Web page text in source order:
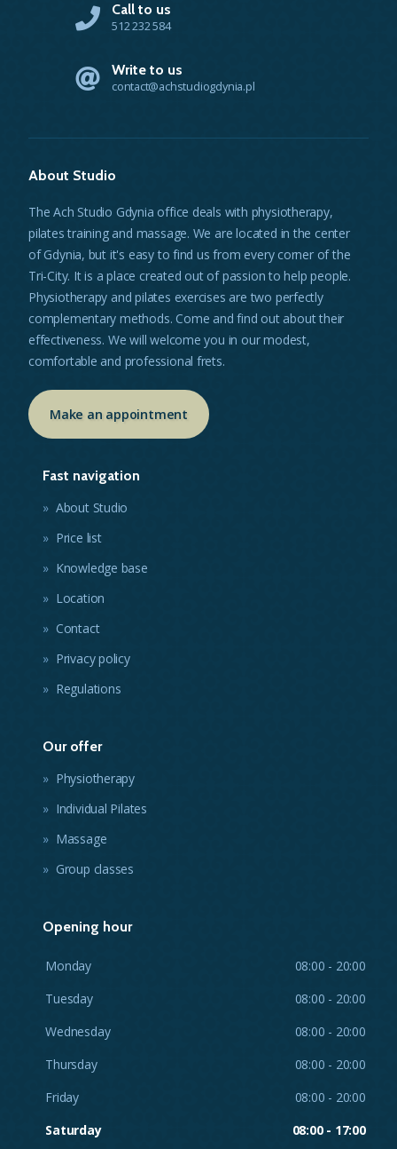
Call to us
512 232 584
Write to us
contact@achstudiogdynia.pl
About Studio
The Ach Studio Gdynia office deals with physiotherapy,
pilates training and massage. We are located in the center
of Gdynia, but it's easy to find us from every corner of the
Tri-City. It is a place created out of passion to help people.
Physiotherapy and pilates exercises are two perfectly
complementary methods. Come and find out about their
effectiveness. We will welcome you in our modest,
comfortable and professional frets.
Make an appointment
Fast navigation
About Studio
Price list
Knowledge base
Location
Contact
Privacy policy
Regulations
Our offer
Physiotherapy
Individual Pilates
Massage
Group classes
Opening hour
Monday
08:00 - 20:00
Tuesday
08:00 - 20:00
Wednesday
08:00 - 20:00
Thursday
08:00 - 20:00
Friday
08:00 - 20:00
Saturday
08:00 - 17:00